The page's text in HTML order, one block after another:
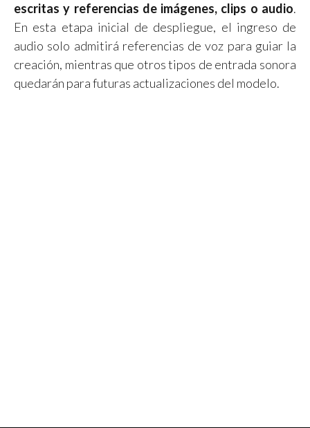
escritas y referencias de imágenes, clips o audio.
En esta etapa inicial de despliegue, el ingreso de
audio solo admitirá referencias de voz para guiar la
creación, mientras que otros tipos de entrada sonora
quedarán para futuras actualizaciones del modelo.